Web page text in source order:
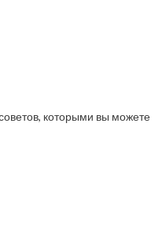
которыми вы можете